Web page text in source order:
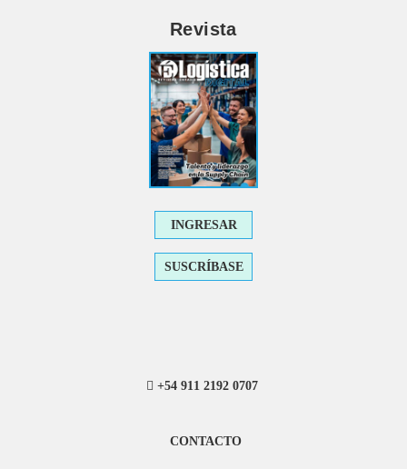
Revista
INGRESAR
SUSCRÍBASE
+54 911 2192 0707
CONTACTO